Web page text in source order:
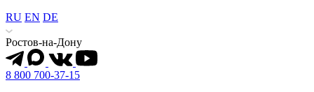
RU EN DE
Ростов-на-Дону
8 800 700-37-15